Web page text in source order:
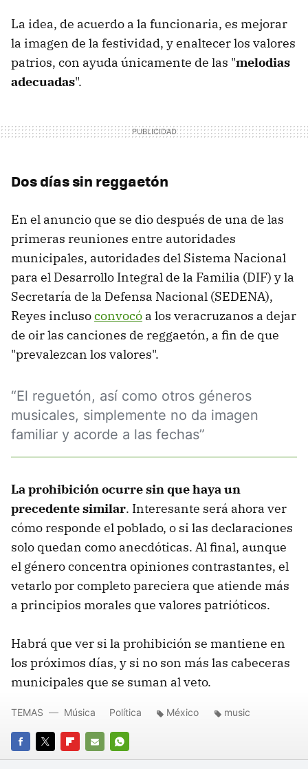
La idea, de acuerdo a la funcionaria, es mejorar
la imagen de la festividad, y enaltecer los valores
patrios, con ayuda únicamente de las "melodias
adecuadas".
Dos días sin reggaetón
En el anuncio que se dio después de una de las
primeras reuniones entre autoridades
municipales, autoridades del Sistema Nacional
para el Desarrollo Integral de la Familia (DIF) y la
Secretaría de la Defensa Nacional (SEDENA),
Reyes inclusoconvocó a los veracruzanos a dejar
de oir las canciones de reggaetón, a fin de que
"prevalezcan los valores".
“El reguetón, así como otros géneros
musicales, simplemente no da imagen
familiar y acorde a las fechas”
La prohibición ocurre sin que haya un
precedente similar. Interesante será ahora ver
cómo responde el poblado, o si las declaraciones
solo quedan como anecdóticas. Al final, aunque
el género concentra opiniones contrastantes, el
vetarlo por completo pareciera que atiende más
a principios morales que valores patrióticos.
Habrá que ver si la prohibición se mantiene en
los próximos días, y si no son más las cabeceras
municipales que se suman al veto.
FACEBOOK
TWITTERFLIPBOARD
E-
WHATSAPP
TEMAS Música Política México music